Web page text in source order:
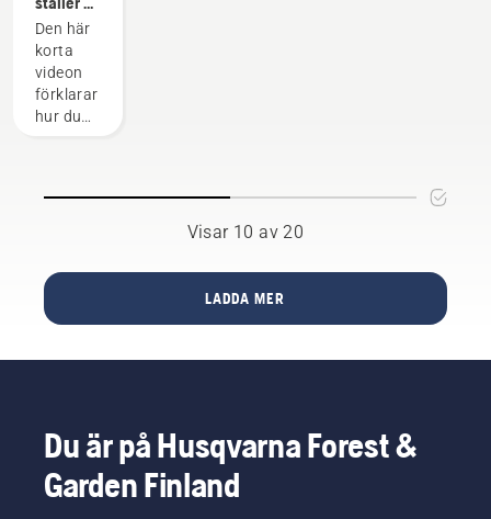
in och
monterar
det
ryggburna
batteriet
Den här
korta
videon
förklarar
hur du
det
som
används
tillsammans
Husqvarnas
batteri
sitter
Visar 10 av 20
LADDA MER
Du är på Husqvarna Forest &
Garden Finland